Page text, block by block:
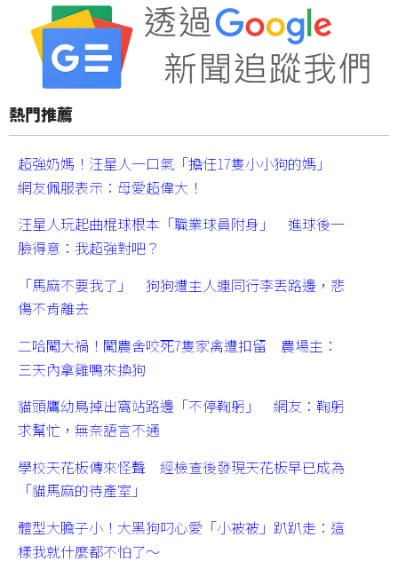
熱門推薦
超強奶媽！汪星人一口氣「擔任17隻小小狗的媽」
網友佩服表示：母愛超偉大！
汪星人玩起曲棍球根本「職業球員附身」 進球後一
臉得意：我超強對吧？
「馬麻不要我了」 狗狗遭主人連同行李丟路邊，悲
傷不肯離去
二哈闖大禍！闖農舍咬死7隻家禽遭扣留 農場主：
三天內拿雞鴨來換狗
貓頭鷹幼鳥掉出窩站路邊「不停鞠躬」 網友：鞠躬
求幫忙，無奈語言不通
學校天花板傳來怪聲 經檢查後發現天花板早已成為
「貓馬麻的待產室」
體型大膽子小！大黑狗叼心愛「小被被」趴趴走：這
樣我就什麼都不怕了～